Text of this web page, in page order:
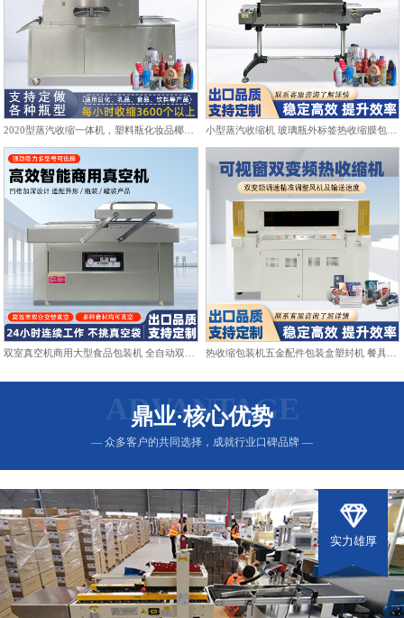
ADVANTAGE
鼎业·核心优势
— 众多客户的共同选择，成就行业口碑品牌 —
实力雄厚